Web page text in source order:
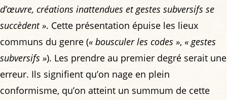
d’œuvre, créations inattendues et gestes subversifs se
succèdent ». Cette présentation épuise les lieux
communs du genre (« bousculer les codes », « gestes
subversifs »). Les prendre au premier degré serait une
erreur. Ils signifient qu’on nage en plein
conformisme, qu’on atteint un summum de cette